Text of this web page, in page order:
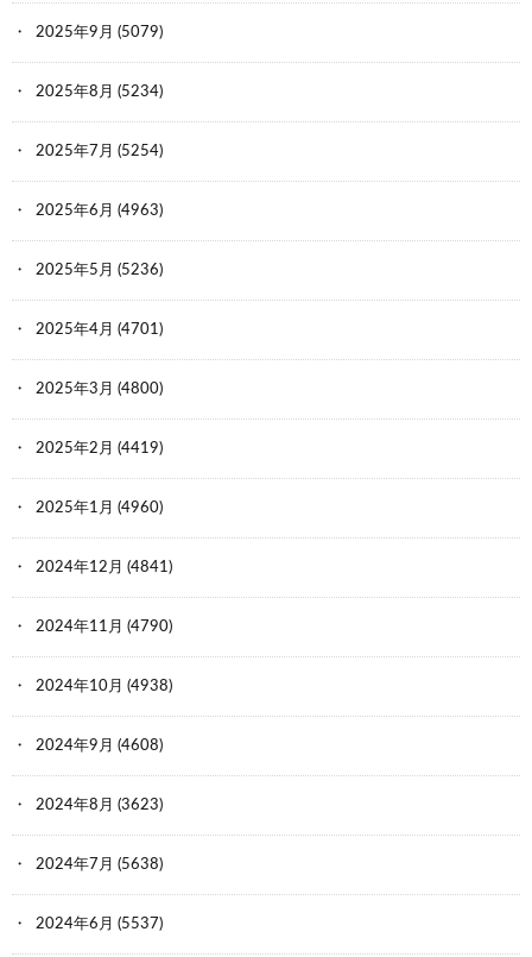
2025年9月 (5079)
2025年8月 (5234)
2025年7月 (5254)
2025年6月 (4963)
2025年5月 (5236)
2025年4月 (4701)
2025年3月 (4800)
2025年2月 (4419)
2025年1月 (4960)
2024年12月 (4841)
2024年11月 (4790)
2024年10月 (4938)
2024年9月 (4608)
2024年8月 (3623)
2024年7月 (5638)
2024年6月 (5537)